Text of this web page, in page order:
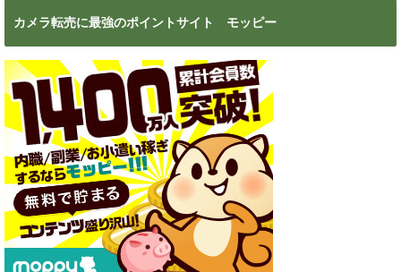
カメラ転売に最強のポイントサイト モッピー